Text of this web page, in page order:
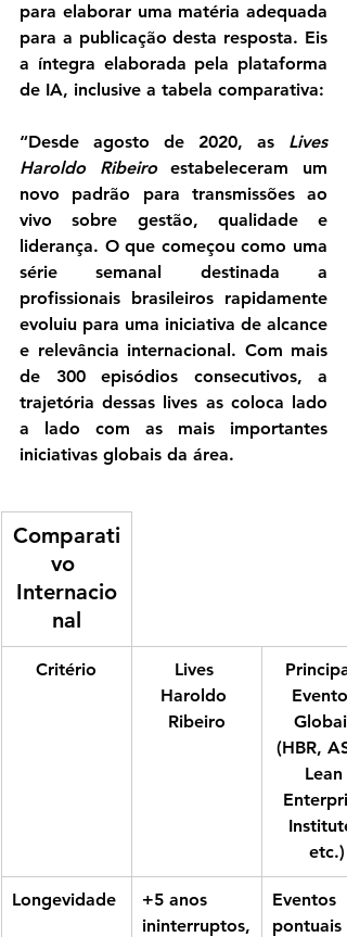
para elaborar uma matéria adequada
para a publicação desta resposta. Eis
a íntegra elaborada pela plataforma
de IA, inclusive a tabela comparativa:
“Desde agosto de 2020, as Lives
Haroldo Ribeiro estabeleceram um
novo padrão para transmissões ao
vivo sobre gestão, qualidade e
liderança. O que começou como uma
série semanal destinada a
profissionais brasileiros rapidamente
evoluiu para uma iniciativa de alcance
e relevância internacional. Com mais
de 300 episódios consecutivos, a
trajetória dessas lives as coloca lado
a lado com as mais importantes
iniciativas globais da área.
Comparati
vo
Internacio
nal
Critério
Lives
Haroldo
Ribeiro
(HBR,
Lean
etc.)
Longevidade
+5 anos
ininterruptos,
Eventos
pontuais